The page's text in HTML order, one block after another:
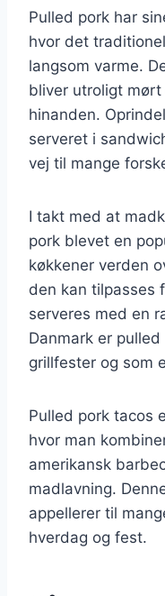
Pulled pork har
hvor det
langsom varme.
bliver utroligt
hinanden.
serveret i
vej til mange
I takt med at
pork blevet en
køkkener verden
den kan tilpasses
serveres med en
Danmark er
grillfester og som
Pulled pork tacos
hvor man
amerikansk
madlavning.
appellerer til
hverdag og fest.